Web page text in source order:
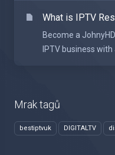
Mrak tagů
bestiptvuk DIGITALTV
What is IPTV
Become a
IPTV business with